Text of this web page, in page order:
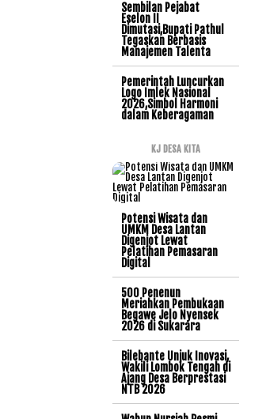
Sembilan Pejabat
Eselon II
Dimutasi,Bupati Pathul
Tegaskan Berbasis
Manajemen Talenta
Pemerintah Luncurkan
Logo Imlek Nasional
2026,Simbol Harmoni
dalam Keberagaman
KJ DESA KITA
Potensi Wisata dan
UMKM Desa Lantan
Digenjot Lewat
Pelatihan Pemasaran
Digital
500 Penenun
Meriahkan Pembukaan
Begawe Jelo Nyensek
2026 di Sukarara
Bilebante Unjuk Inovasi,
Wakili Lombok Tengah di
Ajang Desa Berprestasi
NTB 2026